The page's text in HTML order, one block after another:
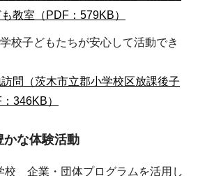
教室（PDF：579KB）
校子どもたちが安心して活動でき
問（茨木市立郡小学校区放課後子
346KB）
かな体験活動
校 企業・団体プログラムを活用し